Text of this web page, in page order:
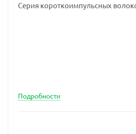
Серия короткоимпульсных
Подробности